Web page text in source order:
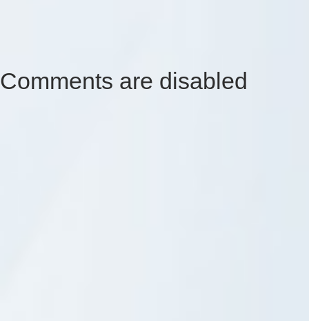
Comments are disabled